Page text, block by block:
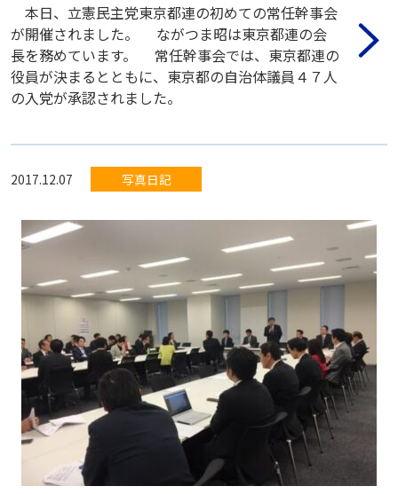
本日、立憲民主党東京都連の初めての常任幹事会
が開催されました。 ながつま昭は東京都連の会
長を務めています。 常任幹事会では、東京都連の
役員が決まるとともに、東京都の自治体議員４７人
の入党が承認されました。
2017.12.07 写真日記